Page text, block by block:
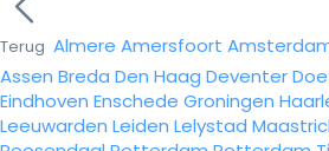
Terug Almere Amersfoort
Assen Breda Den Haag Deventer
Eindhoven Enschede Groningen
Leeuwarden Leiden Lelystad